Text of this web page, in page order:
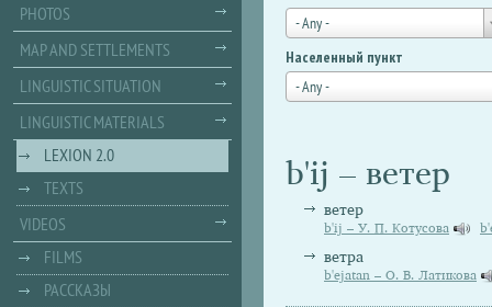
- Any -
Населенный пункт
- Any -
b'ij – ветер
ветер
b'ij – У. П. Котусова
ветра
b'ejatan – О. В. Латикова
PHOTOS
MAP AND SETTLEMENTS
LINGUISTIC SITUATION
LINGUISTIC MATERIALS
LEXION 2.0
TEXTS
VIDEOS
FILMS
РАССКАЗЫ